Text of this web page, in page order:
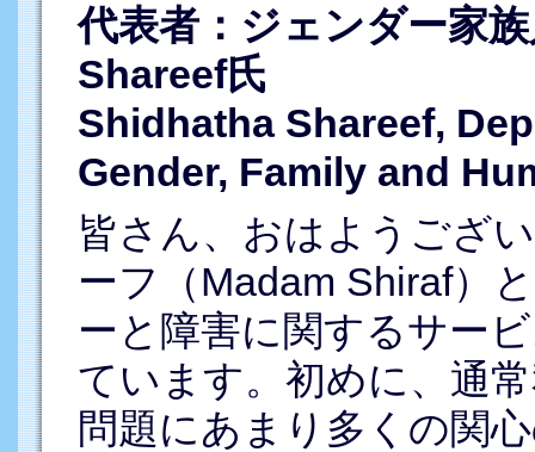
代表者：ジェンダー
Shareef氏
Shidhatha Shareef,
Gender, Family and
皆さん、おはようござ
ーフ（Madam Shiraf）
ーと障害に関するサー
ています。初めに、通
問題にあまり多くの関